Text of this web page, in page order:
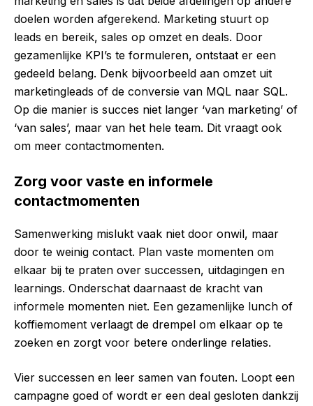
doelen worden afgerekend. Marketing stuurt op
leads en bereik, sales op omzet en deals. Door
gezamenlijke KPI’s te formuleren, ontstaat er een
gedeeld belang. Denk bijvoorbeeld aan omzet uit
marketingleads of de conversie van MQL naar SQL.
Op die manier is succes niet langer ‘van marketing’ of
‘van sales’, maar van het hele team. Dit vraagt ook
om meer contactmomenten.
Zorg voor vaste en informele
contactmomenten
Samenwerking mislukt vaak niet door onwil, maar
door te weinig contact. Plan vaste momenten om
elkaar bij te praten over successen, uitdagingen en
learnings. Onderschat daarnaast de kracht van
informele momenten niet. Een gezamenlijke lunch of
koffiemoment verlaagt de drempel om elkaar op te
zoeken en zorgt voor betere onderlinge relaties.
Vier successen en leer samen van fouten. Loopt een
campagne goed of wordt er een deal gesloten dankzij